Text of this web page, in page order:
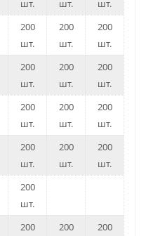
шт. шт.
шт.
200
шт.
200
шт.
200
шт.
200
шт.
200
шт.
200
шт.
200
шт.
200
шт.
200
шт.
200
шт.
200
шт.
200
шт.
200
шт.
200
200
200